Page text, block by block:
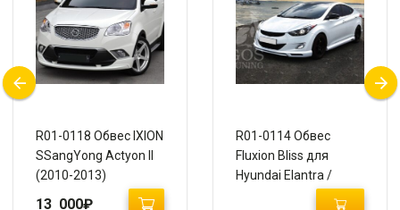
R01-0118 Обвес IXION
SSangYong Actyon II
(2010-2013)
13 000₽
R01-0114 Обвес
Fluxion Bliss для
Hyundai Elantra /
Avante MD 2010+